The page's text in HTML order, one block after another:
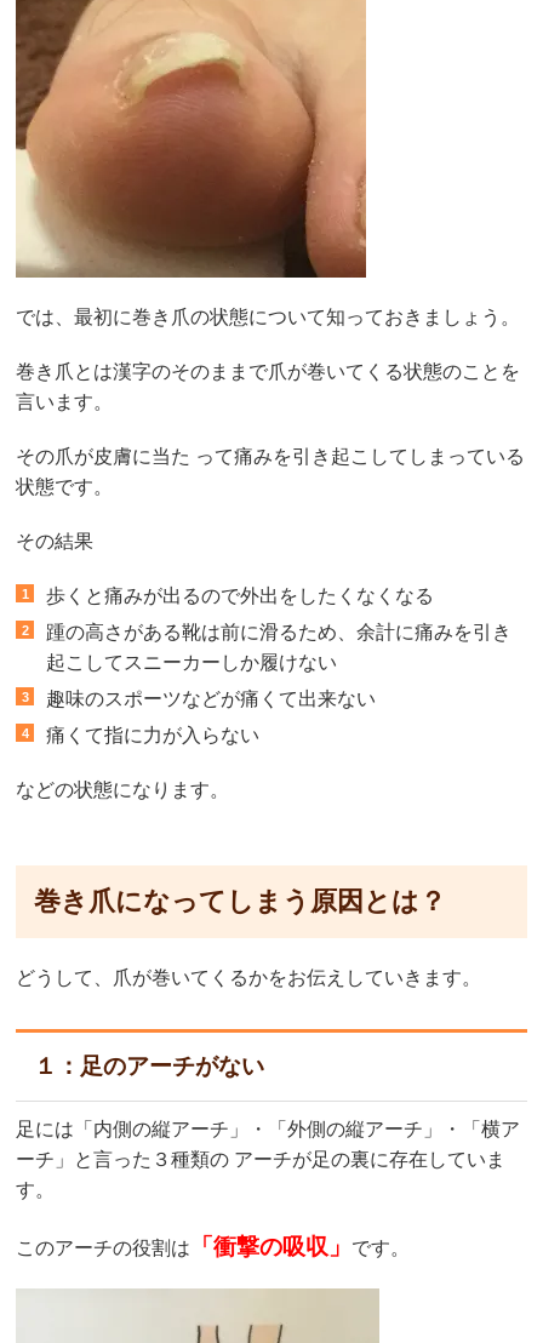
では、最初に巻き爪の状態について知っておきましょう。
巻き爪とは漢字のそのままで爪が巻いてくる状態のことを
言います。
その爪が皮膚に当た って痛みを引き起こしてしまっている
状態です。
その結果
歩くと痛みが出るので外出をしたくなくなる
踵の高さがある靴は前に滑るため、余計に痛みを引き
起こしてスニーカーしか履けない
趣味のスポーツなどが痛くて出来ない
痛くて指に力が入らない
などの状態になります。
巻き爪になってしまう原因とは？
どうして、爪が巻いてくるかをお伝えしていきます。
１：足のアーチがない
足には「内側の縦アーチ」・「外側の縦アーチ」・「横ア
ーチ」と言った３種類の アーチが足の裏に存在していま
す。
このアーチの役割は 「衝撃の吸収」 です。